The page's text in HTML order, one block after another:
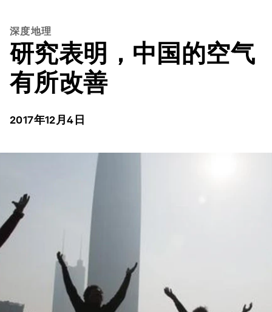
深度地理
研究表明，中国的空气
有所改善
2017年12月4日